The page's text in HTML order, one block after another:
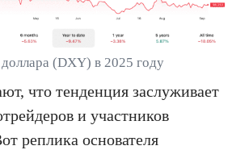
(DXY) в 2025 году
что тенденция заслуживает
и участников
реплика основателя